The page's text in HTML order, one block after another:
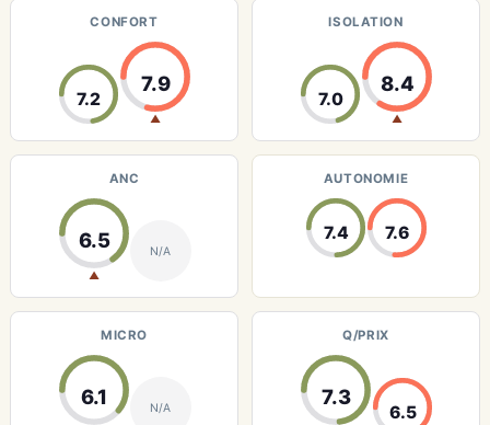
CONFORT
7.2
7.9
▲
ISOLATION
7.0
8.4
▲
ANC
6.5
▲
N/A
AUTONOMIE
7.4 7.6
MICRO
6.1 N/A
Q/PRIX
7.3
6.5